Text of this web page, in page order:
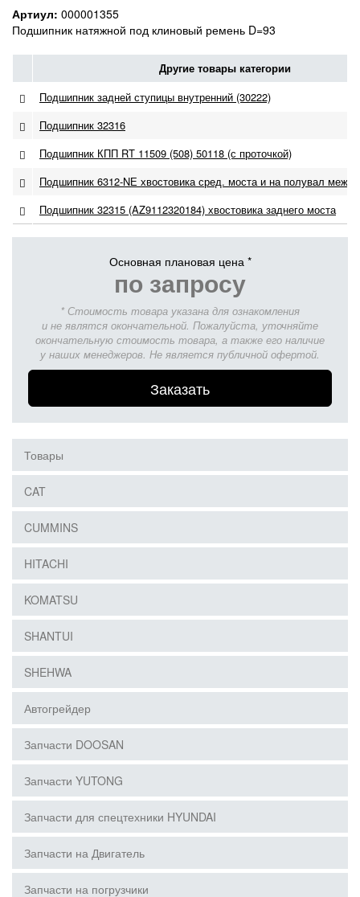
Артиул: 000001355
Подшипник натяжной под клиновый ремень D=93
Другие товары категории
Подшипник задней ступицы внутренний (30222)
Подшипник 32316
Подшипник КПП RT 11509 (508) 50118 (с проточкой)
Подшипник 6312-NЕ хвостовика сред. моста и на полувал
Подшипник 32315 (AZ9112320184) хвостовика заднего моста
Основная плановая цена *
по запросу
* Стоимость товара указана для ознакомления
и не являтся окончательной. Пожалуйста, уточняйте
окончательную стоимость товара, а также его наличие
у наших менеджеров. Не является публичной офертой.
Заказать
Товары
CAT
CUMMINS
HITACHI
KOMATSU
SHANTUI
SHEHWA
Автогрейдер
Запчасти DOOSAN
Запчасти YUTONG
Запчасти для спецтехники HYUNDAI
Запчасти на Двигатель
Запчасти на погрузчики